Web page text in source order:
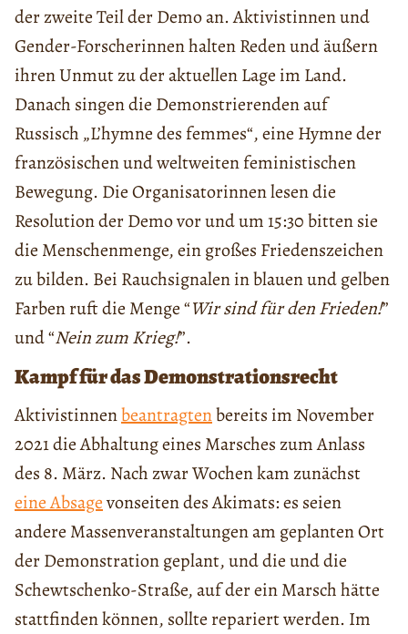
der zweite Teil der Demo an. Aktivistinnen und
Gender-Forscherinnen halten Reden und äußern
ihren Unmut zu der aktuellen Lage im Land.
Danach singen die Demonstrierenden auf
Russisch „L’hymne des femmes“, eine Hymne der
französischen und weltweiten feministischen
Bewegung. Die Organisatorinnen lesen die
Resolution der Demo vor und um 15:30 bitten sie
die Menschenmenge, ein großes Friedenszeichen
zu bilden. Bei Rauchsignalen in blauen und gelben
Farben ruft die Menge “Wir sind für den Frieden!”
und “Nein zum Krieg!”.
Kampf für das Demonstrationsrecht
Aktivistinnenbeantragtenbereits im November
2021 die Abhaltung eines Marsches zum Anlass
des 8. März. Nach zwar Wochen kam zunächst
eine Absagevonseiten des Akimats: es seien
andere Massenveranstaltungen am geplanten Ort
der Demonstration geplant, und die und die
Schewtschenko-Straße, auf der ein Marsch hätte
stattfinden können, sollte repariert werden. Im